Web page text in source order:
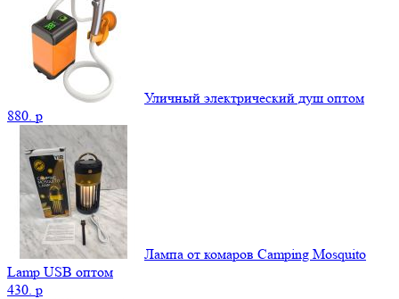
Уличный электрический душ оптом
880. p
Лампа от комаров Camping Mosquito
Lamp USB оптом
430. p